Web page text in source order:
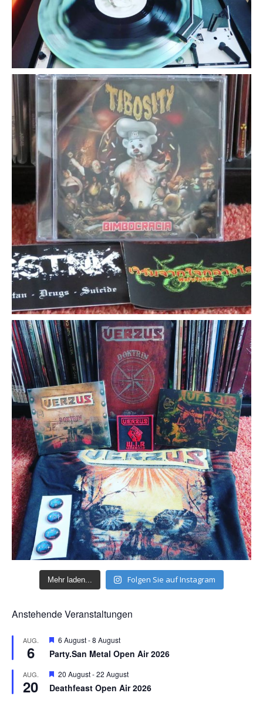
Mehr laden... Folgen Sie auf Instagram
Anstehende Veranstaltungen
AUG.
6
H
r
o
r
6 August-8 August
Party.San Metal Open Air 2026
AUG.
20
H
r
20 August-22 August
Deathfeast Open Air 2026